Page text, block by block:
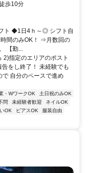
歩10分
ト ◆1日4ｈ～◎ シフト自
間のみOK！ ⇒月数回の
【勤...
2)指定のエリアのポスト
をし終了！ 未経験でも
自分のペースで進め
・WワークOK
土日祝のみOK
問 未経験者歓迎
ネイルOK
OK ピアスOK
服装自由